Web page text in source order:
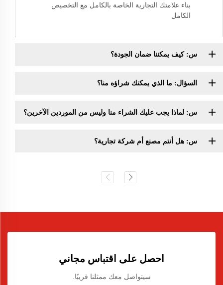
بناء علامتك التجارية الخاصة بالكامل مع التخصيص
الكامل
س: كيف يمكننا ضمان الجودة؟
السؤال: ما الذي يمكنك شراؤه منا؟
س: لماذا يجب عليك الشراء منا وليس من الموردين الآخرين؟
س: هل أنتم مصنع أم شركة تجارية؟
احصل على اقتباس مجاني
سيتواصل معك ممثلنا قريبًا.